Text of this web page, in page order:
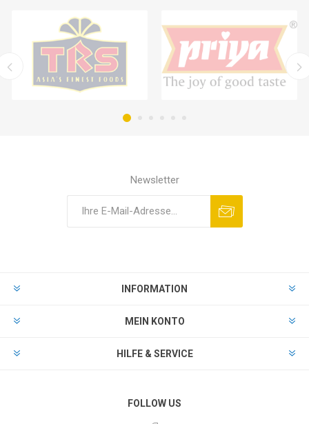
Newsletter
INFORMATION
MEIN KONTO
HILFE & SERVICE
FOLLOW US